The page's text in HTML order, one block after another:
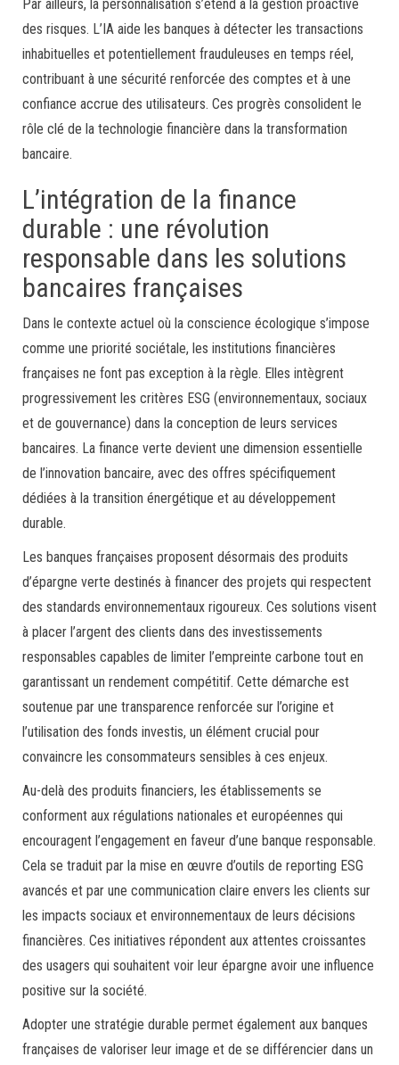
Par ailleurs, la personnalisation s’étend à la gestion proactive
des risques. L’IA aide les banques à détecter les transactions
inhabituelles et potentiellement frauduleuses en temps réel,
contribuant à une sécurité renforcée des comptes et à une
confiance accrue des utilisateurs. Ces progrès consolident le
rôle clé de la technologie financière dans la transformation
bancaire.
L’intégration de la finance
durable : une révolution
responsable dans les solutions
bancaires françaises
Dans le contexte actuel où la conscience écologique s’impose
comme une priorité sociétale, les institutions financières
françaises ne font pas exception à la règle. Elles intègrent
progressivement les critères ESG (environnementaux, sociaux
et de gouvernance) dans la conception de leurs services
bancaires. La finance verte devient une dimension essentielle
de l’innovation bancaire, avec des offres spécifiquement
dédiées à la transition énergétique et au développement
durable.
Les banques françaises proposent désormais des produits
d’épargne verte destinés à financer des projets qui respectent
des standards environnementaux rigoureux. Ces solutions visent
à placer l’argent des clients dans des investissements
responsables capables de limiter l’empreinte carbone tout en
garantissant un rendement compétitif. Cette démarche est
soutenue par une transparence renforcée sur l’origine et
l’utilisation des fonds investis, un élément crucial pour
convaincre les consommateurs sensibles à ces enjeux.
Au-delà des produits financiers, les établissements se
conforment aux régulations nationales et européennes qui
encouragent l’engagement en faveur d’une banque responsable.
Cela se traduit par la mise en œuvre d’outils de reporting ESG
avancés et par une communication claire envers les clients sur
les impacts sociaux et environnementaux de leurs décisions
financières. Ces initiatives répondent aux attentes croissantes
des usagers qui souhaitent voir leur épargne avoir une influence
positive sur la société.
Adopter une stratégie durable permet également aux banques
françaises de valoriser leur image et de se différencier dans un